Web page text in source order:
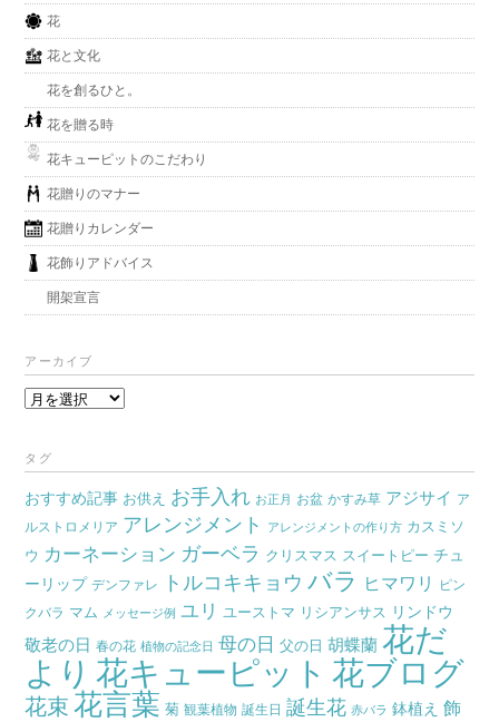
花
花と文化
花を創るひと。
花を贈る時
花キューピットのこだわり
花贈りのマナー
花贈りカレンダー
花飾りアドバイス
開架宣言
アーカイブ
ア
カ
イ
ブ
タグ
おすすめ記事 お供え お手入れ お正月 お盆 かすみ草 アジサイ ア
ルストロメリア アレンジメント アレンジメントの作り方 カスミソ
ウ カーネーション ガーベラ クリスマス スイートピー チュ
ーリップ デンファレ トルコキキョウ バラ ヒマワリ
ピン
クバラ マム メッセージ例 ユリ ユーストマ リシアンサス リンドウ
敬老の日 春の花 植物の記念日 母の日 父の日 胡蝶蘭 花だ
より 花キューピット 花ブログ
花束 花言葉 菊 観葉植物 誕生日 誕生花 赤バラ 鉢植え 飾